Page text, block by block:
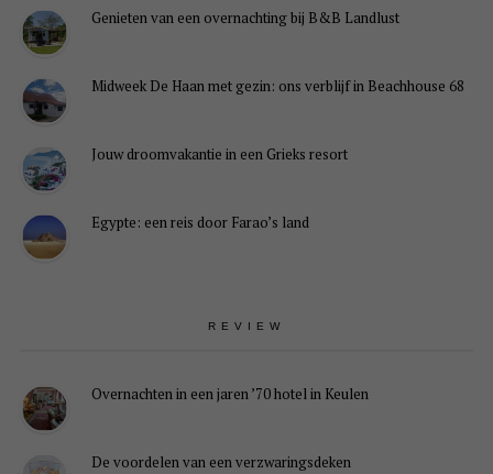
Genieten van een overnachting bij B&B Landlust
Midweek De Haan met gezin: ons verblijf in Beachhouse 68
Jouw droomvakantie in een Grieks resort
Egypte: een reis door Farao’s land
REVIEW
Overnachten in een jaren ’70 hotel in Keulen
De voordelen van een verzwaringsdeken